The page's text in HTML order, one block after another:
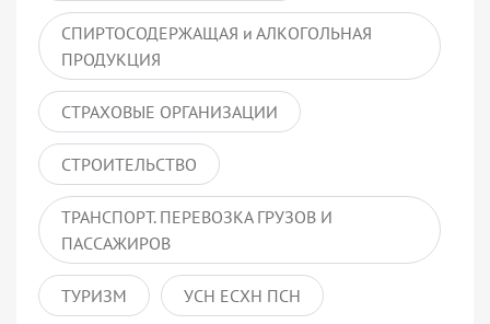
СПИРТОСОДЕРЖАЩАЯ и АЛКОГОЛЬНАЯ
ПРОДУКЦИЯ
СТРАХОВЫЕ ОРГАНИЗАЦИИ
СТРОИТЕЛЬСТВО
ТРАНСПОРТ. ПЕРЕВОЗКА ГРУЗОВ И
ПАССАЖИРОВ
ТУРИЗМ УСН ЕСХН ПСН